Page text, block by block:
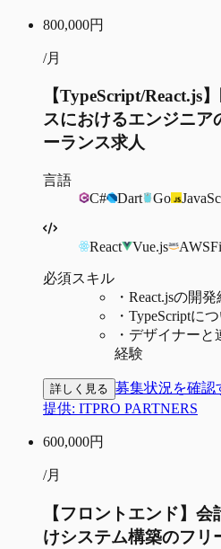
800,000円
/月
【TypeScript/React.js
スにおけるエンジニア
ーランス求人
言語
C#
Dart Go
React Vue.js AWS
必須スキル
・ React.jsの開
・ TypeScriptに
・ デザイナーと
経験
詳しく見る 募集状況を確認
提供: ITPRO PARTNERS
600,000円
/月
【フロントエンド】
けシステム構築のフリ